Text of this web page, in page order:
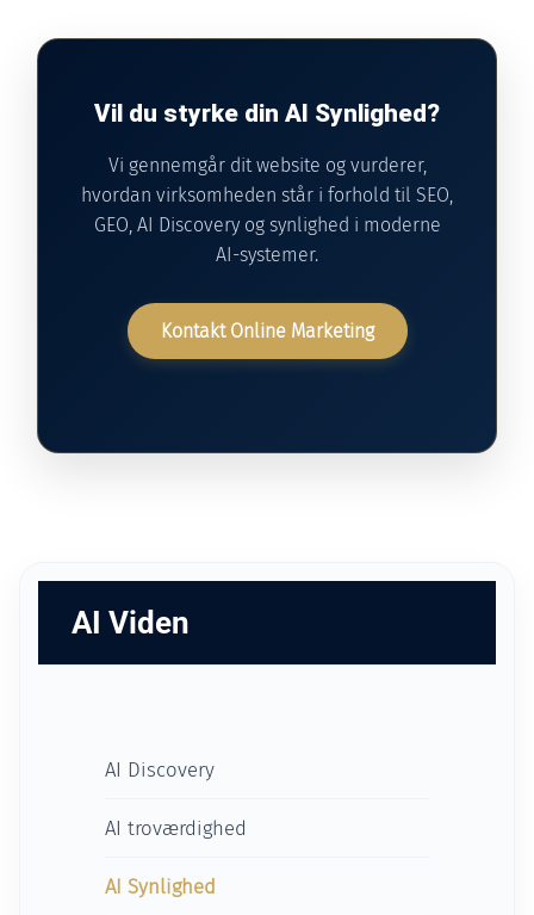
Vil du styrke din AI Synlighed?
Vi gennemgår dit website og vurderer,
hvordan virksomheden står i forhold til SEO,
GEO, AI Discovery og synlighed i moderne
AI-systemer.
Kontakt Online Marketing
AI Viden
AI Discovery
AI troværdighed
AI Synlighed